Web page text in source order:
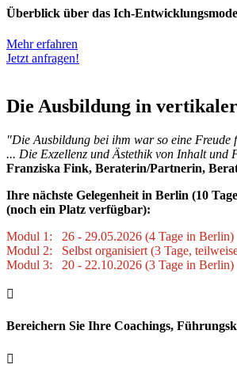
Überblick über das Ich-
Mehr erfahren
Jetzt anfragen!
Die Ausbildung in
"Die Ausbildung bei ihm war so eine
... Die Exzellenz und Ästethik von Inhalt und
Franziska Fink, Beraterin/Partnerin,
Ihre nächste Gelegenheit in Berlin (10
(noch ein Platz verfügbar):
Modul 1: 26 - 29.05.2026 (4 Tage in Berlin)
Modul 2: Selbst organisiert (3 Tage,
Modul 3: 20 - 22.10.2026 (3 Tage in Berlin)

Bereichern Sie Ihre Coachings,
